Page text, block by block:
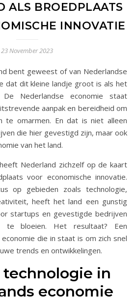
ALS BROEDPLAATS
INNOVATIE
23 November 2023
dat dit kleine landje groot is als het
Nederlandse economie staat
aanpak en bereidheid om
te omarmen. En dat is niet alleen
die hier gevestigd zijn, maar ook
van het land.
Nederland zichzelf op de kaart
voor economische innovatie.
op gebieden zoals technologie,
heeft het land een gunstig
startups en gevestigde bedrijven
bloeien. Het resultaat? Een
die in staat is om zich snel
trends en ontwikkelingen.
technologie in
economie